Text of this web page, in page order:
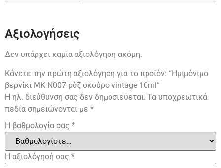
Αξιολογήσεις
Δεν υπάρχει καμία αξιολόγηση ακόμη.
Κάνετε την πρώτη αξιολόγηση για το προϊόν: “Ημιμόνιμο
βερνίκι ΜΚ Ν007 ρόζ σκούρο vintage 10ml”
Η ηλ. διεύθυνση σας δεν δημοσιεύεται. Τα υποχρεωτικά
πεδία σημειώνονται με *
Η βαθμολογία σας *
Η αξιολόγησή σας *